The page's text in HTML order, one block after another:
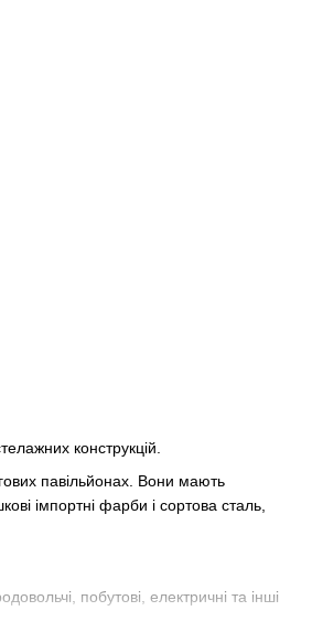
конструкцій.
павільйонах. Вони мають
імпортні фарби і сортова сталь,
побутові, електричні та інші